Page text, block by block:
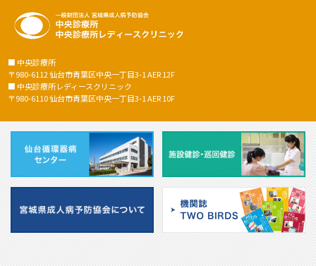
■ 中央診療所
〒980-6112 仙台市青葉区中央一丁目3-1 AER 12F
■ 中央診療所レディースクリニック
〒980-6110 仙台市青葉区中央一丁目3-1 AER 10F